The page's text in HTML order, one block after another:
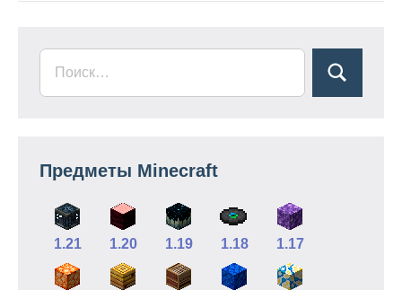
Предметы Minecraft
1.21 1.20 1.19 1.18 1.17